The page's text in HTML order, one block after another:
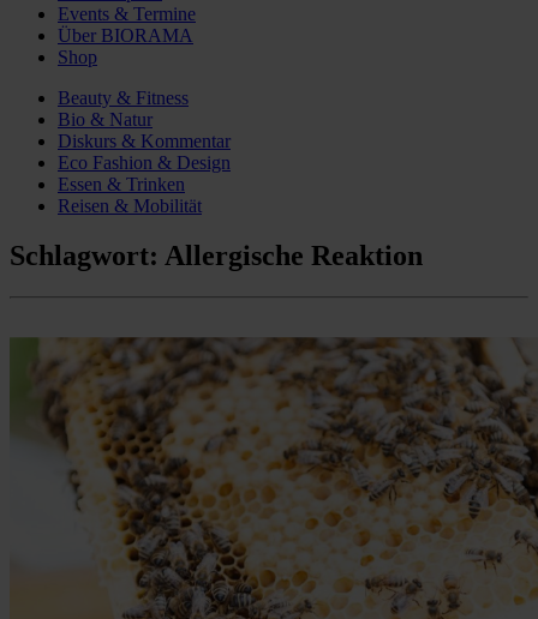
Events & Termine
Über BIORAMA
Shop
Beauty & Fitness
Bio & Natur
Diskurs & Kommentar
Eco Fashion & Design
Essen & Trinken
Reisen & Mobilität
Schlagwort: Allergische Reaktion